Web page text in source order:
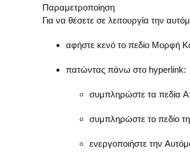
Παραμετροποίηση
Για να θέσετε σε λειτουργία την
αφήστε κενό το πεδίο Μορφή
πατώντας πάνω στο hyperlink:
συμπληρώστε τα πεδία
συμπληρώστε το πεδίο
ενεργοποιήστε την